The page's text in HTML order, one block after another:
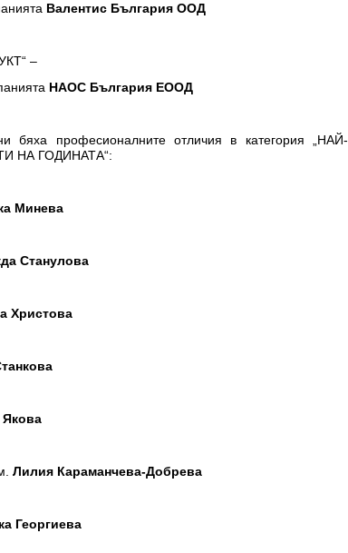
Валентис България ООД
–
НАОС България ЕООД
бяха професионалните отличия в категория „НАЙ-
НА ГОДИНАТА“:
Минева
Станулова
Христова
Якова
Лилия Караманчева-Добрева
Георгиева